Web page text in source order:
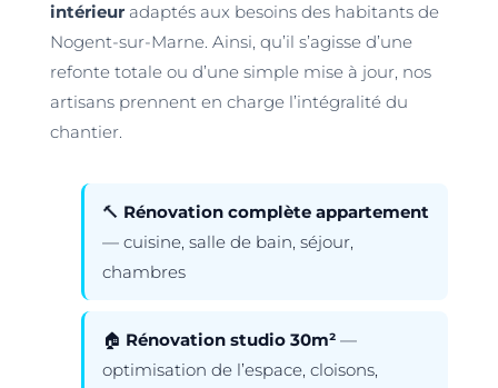
intérieuradaptés aux besoins des habitants de
Nogent-sur-Marne. Ainsi, qu’il s’agisse d’une
refonte totale ou d’une simple mise à jour, nos
artisans prennent en charge l’intégralité du
chantier.
🔨 Rénovation complète appartement
— cuisine, salle de bain, séjour,
chambres
🏠 Rénovation studio 30m²—
optimisation de l’espace, cloisons,